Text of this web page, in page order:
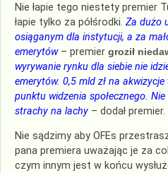
Nie łapie tego niestety premier
łapie tylko za półśrodki. Za dużo
osiąganym dla instytucji, a za
emerytów– premier groził
wyrywanie rynku dla siebie nie
emerytów. 0,5 mld zł na
punktu widzenia społecznego.
strachy na lachy – dodał premier.
Nie sądzimy aby OFEs
pana premiera uważając je za
czym innym jest w końcu